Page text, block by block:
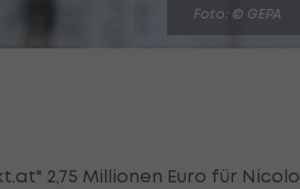
Foto: © GEPA
2,75 Millionen Euro für Nicolo